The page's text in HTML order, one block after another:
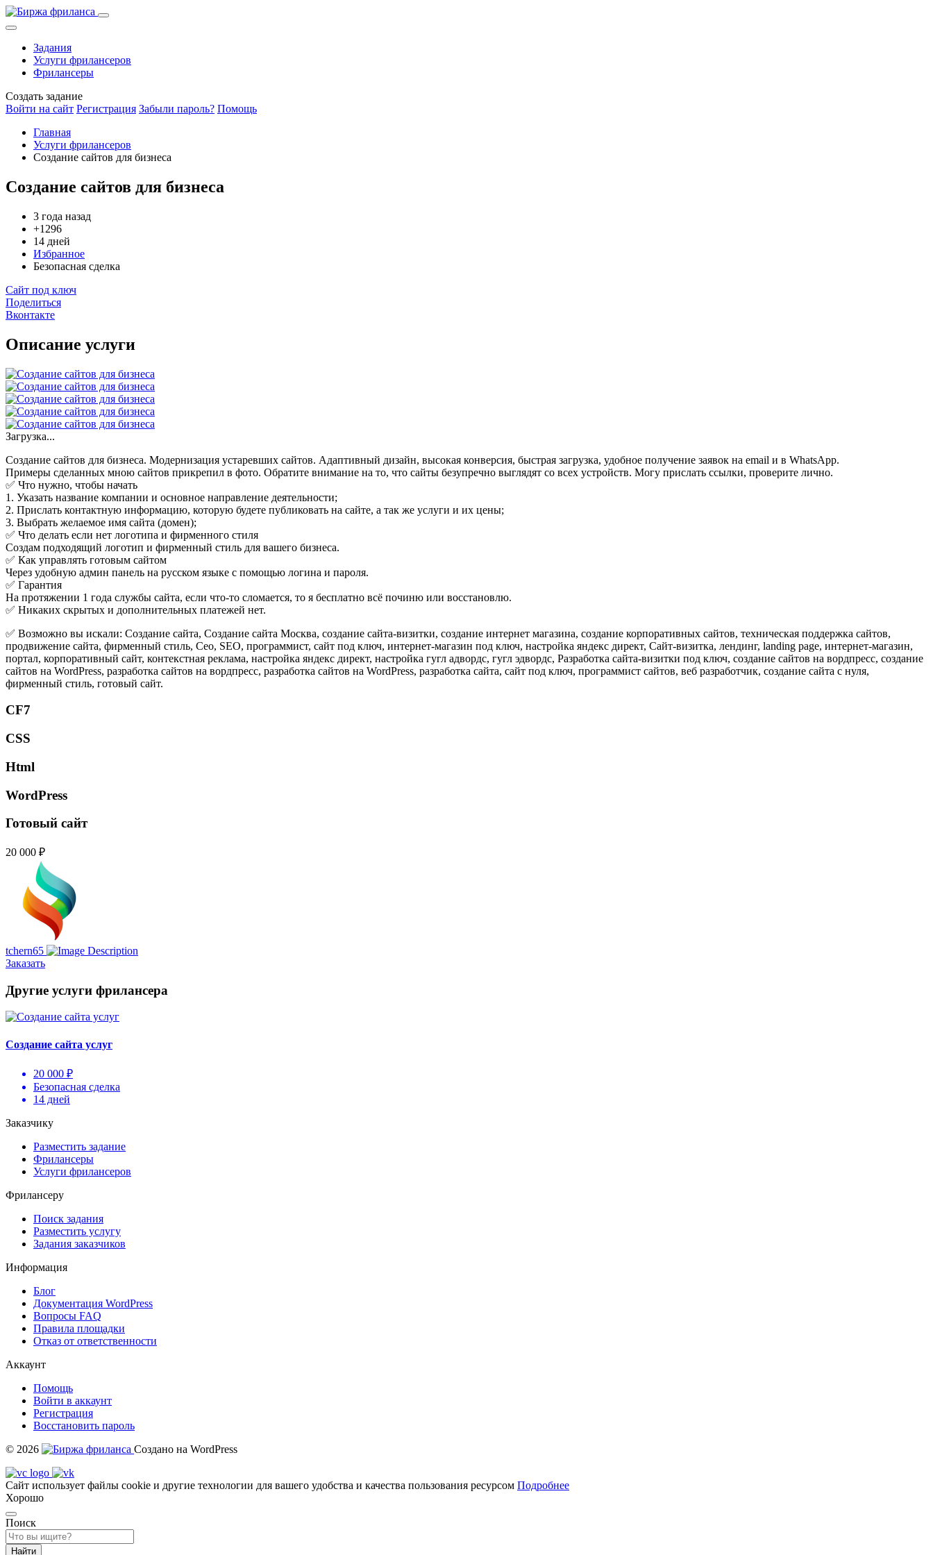
Задания
Услуги фрилансеров
Фрилансеры
Создать задание
Войти на сайт Регистрация Забыли пароль? Помощь
Главная
Услуги фрилансеров
Создание сайтов для бизнеса
Создание сайтов для бизнеса
3 года назад
+1296
14 дней
Избранное
Безопасная сделка
Сайт под ключ
Поделиться
Вконтакте
Описание услуги
Загрузка...
Создание сайтов для бизнеса. Модернизация устаревших сайтов. Адаптивный дизайн, высокая конверсия, быстрая загрузка, удобное получение заявок на email и в WhatsApp.
Примеры сделанных мною сайтов прикрепил в фото. Обратите внимание на то, что сайты безупречно выглядят со всех устройств. Могу прислать ссылки, проверите лично.
✅ Что нужно, чтобы начать
1. Указать название компании и основное направление деятельности;
2. Прислать контактную информацию, которую будете публиковать на сайте, а так же услуги и их цены;
3. Выбрать желаемое имя сайта (домен);
✅ Что делать если нет логотипа и фирменного стиля
Создам подходящий логотип и фирменный стиль для вашего бизнеса.
✅ Как управлять готовым сайтом
Через удобную админ панель на русском языке с помощью логина и пароля.
✅ Гарантия
На протяжении 1 года службы сайта, если что-то сломается, то я бесплатно всё починю или восстановлю.
✅ Никаких скрытых и дополнительных платежей нет.
✅ Возможно вы искали: Создание сайта, Создание сайта Москва, создание сайта-визитки, создание интернет магазина, создание корпоративных сайтов, техническая поддержка сайтов,
продвижение сайта, фирменный стиль, Сео, SEO, программист, сайт под ключ, интернет-магазин под ключ, настройка яндекс директ, Сайт-визитка, лендинг, landing page, интернет-магазин,
портал, корпоративный сайт, контекстная реклама, настройка яндекс директ, настройка гугл адвордс, гугл эдвордс, Разработка сайта-визитки под ключ, создание сайтов на вордпресс, создание
сайтов на WordPress, разработка сайтов на вордпресс, разработка сайтов на WordPress, разработка сайта, сайт под ключ, программист сайтов, веб разработчик, создание сайта с нуля,
фирменный стиль, готовый сайт.
CF7
CSS
Html
WordPress
Готовый сайт
20 000 ₽
tchern65
Заказать
Другие услуги фрилансера
Создание сайта услуг
20 000 ₽
Безопасная сделка
14 дней
Заказчику
Разместить задание
Фрилансеры
Услуги фрилансеров
Фрилансеру
Поиск задания
Разместить услугу
Задания заказчиков
Информация
Блог
Документация WordPress
Вопросы FAQ
Правила площадки
Отказ от ответственности
Аккаунт
Помощь
Войти в аккаунт
Регистрация
Восстановить пароль
© 2026
Создано на WordPress
Сайт использует файлы cookie и другие технологии для вашего удобства и качества пользования ресурсом Подробнее
Хорошо
Поиск
Найти